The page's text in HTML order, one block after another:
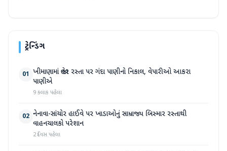
ટ્રેન્ડિંગ
01 ખીમાણામાં જાહેર રસ્તા પર ગંદા પાણીનો નિકાલ, વેપારીઓ આકરા
પાણીએ
9 કલાક પહેલા
02 નેનાવા-સાંચોર હાઈવે પર ખાડાઓનું સામ્રાજ્ય બિસ્માર રસ્તાથી
વાહનચાલકો પરેશાન
2 દિવસ પહેલા